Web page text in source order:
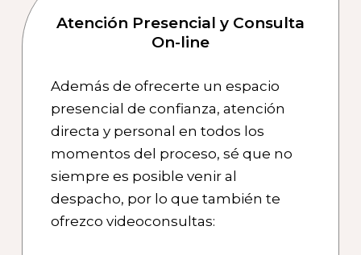
Atención Presencial y Consulta
On-line
Además de ofrecerte un espacio
presencial de confianza, atención
directa y personal en todos los
momentos del proceso, sé que no
siempre es posible venir al
despacho, por lo que también te
ofrezco videoconsultas: